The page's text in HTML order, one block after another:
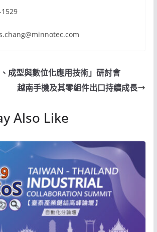
1529
、成型與數位化應用技術」研討會
越南手機及其零組件出口持續成長
Also Like